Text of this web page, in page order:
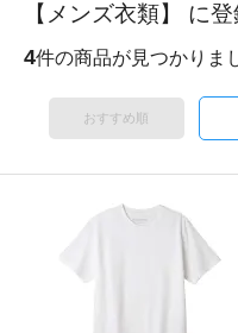
【メンズ衣類】 に
4件の商品が見つかりま
おすすめ順